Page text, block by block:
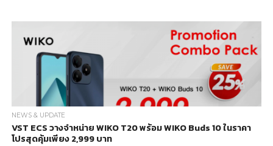
NEWS & UPDATE
VST ECS วางจำหน่าย WIKO T20 พร้อม WIKO Buds 10 ในราคา
โปรสุดคุ้มเพียง 2,999 บาท